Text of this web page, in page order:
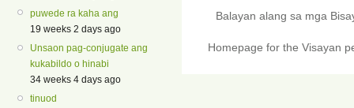
puwede ra kaha ang
19 weeks 2 days ago
Unsaon pag-conjugate ang
kukabildo o hinabi
34 weeks 4 days ago
tinuod
Balayan alang sa mga
Homepage for the Visayan